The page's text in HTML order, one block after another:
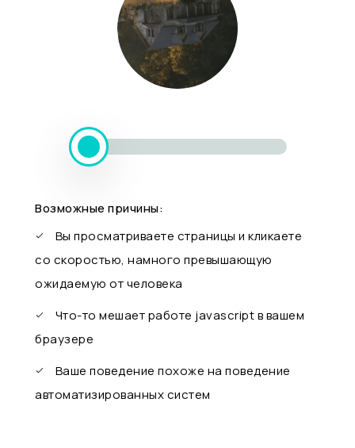
Возможные причины:
Вы просматриваете страницы и кликаете
со скоростью, намного превышающую
ожидаемую от человека
Что-то мешает работе javascript в вашем
браузере
Ваше поведение похоже на поведение
автоматизированных систем